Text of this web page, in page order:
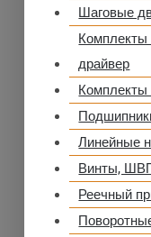
Шаговые
Комплекты
драйвер
Комплекты
Линейные
Винты,
Реечный